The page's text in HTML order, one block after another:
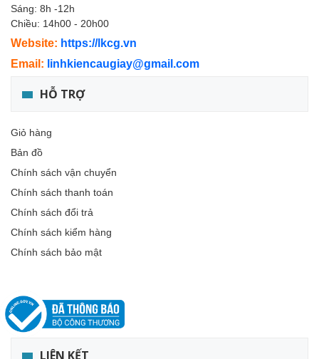
Sáng: 8h -12h
Chiều: 14h00 - 20h00
Website: https://lkcg.vn
Email: linhkiencaugiay@gmail.com
HỖ TRỢ
Giỏ hàng
Bản đồ
Chính sách vận chuyển
Chính sách thanh toán
Chính sách đổi trả
Chính sách kiểm hàng
Chính sách bảo mật
LIÊN KẾT